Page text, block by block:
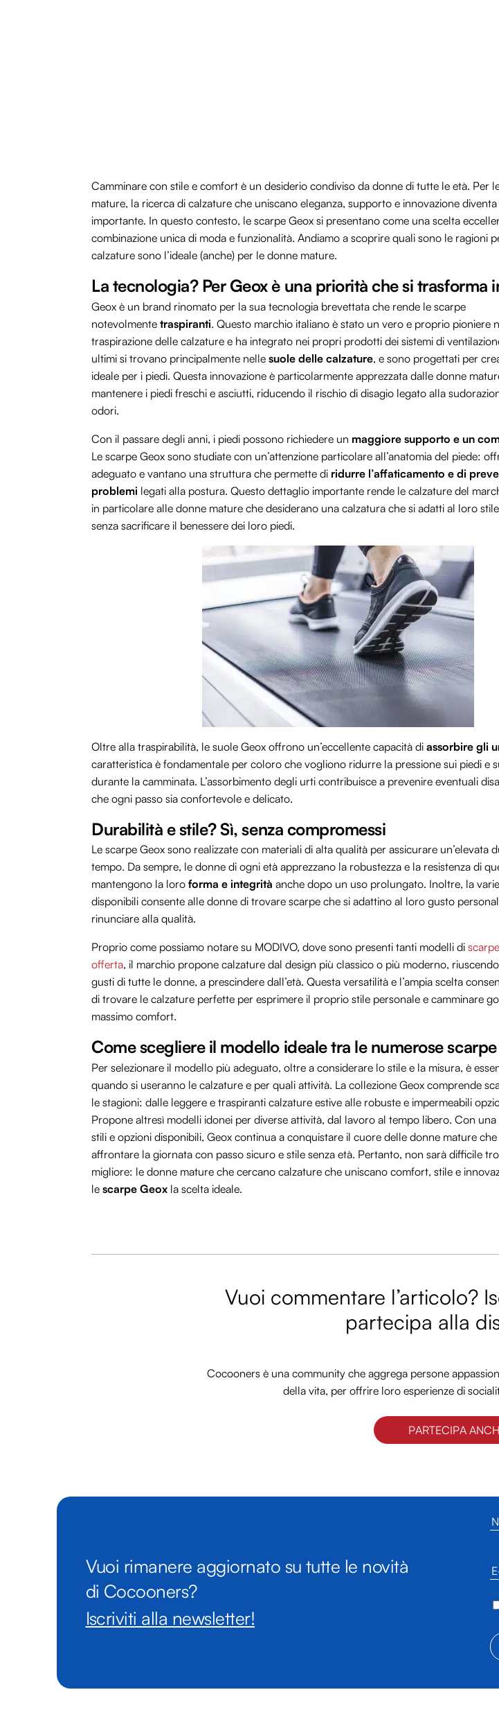
Camminare con stile e comfort è un desiderio condiviso da donne di tutte le età. Per
mature, la ricerca di calzature che uniscano eleganza, supporto e innovazione
importante. In questo contesto, le scarpe Geox si presentano come una scelta
combinazione unica di moda e funzionalità. Andiamo a scoprire quali sono le ragioni
calzature sono l’ideale (anche) per le donne mature.
La tecnologia? Per Geox è una priorità che si trasforma
Geox è un brand rinomato per la sua tecnologia brevettata che rende le scarpe
notevolmente traspiranti. Questo marchio italiano è stato un vero e proprio pioniere
traspirazione delle calzature e ha integrato nei propri prodotti dei sistemi di
ultimi si trovano principalmente nelle suole delle calzature, e sono progettati per
ideale per i piedi. Questa innovazione è particolarmente apprezzata dalle donne
mantenere i piedi freschi e asciutti, riducendo il rischio di disagio legato alla
odori.
Con il passare degli anni, i piedi possono richiedere un maggiore supporto e un
Le scarpe Geox sono studiate con un’attenzione particolare all’anatomia del piede:
adeguato e vantano una struttura che permette di ridurre l’affaticamento e di
problemi legati alla postura. Questo dettaglio importante rende le calzature del
in particolare alle donne mature che desiderano una calzatura che si adatti al loro
senza sacrificare il benessere dei loro piedi.
Oltre alla traspirabilità, le suole Geox offrono un’eccellente capacità di assorbire gli
caratteristica è fondamentale per coloro che vogliono ridurre la pressione sui piedi e
durante la camminata. L’assorbimento degli urti contribuisce a prevenire eventuali
che ogni passo sia confortevole e delicato.
Durabilità e stile? Sì, senza compromessi
Le scarpe Geox sono realizzate con materiali di alta qualità per assicurare un’elevata
tempo. Da sempre, le donne di ogni età apprezzano la robustezza e la resistenza di
mantengono la loro forma e integrità anche dopo un uso prolungato. Inoltre, la
disponibili consente alle donne di trovare scarpe che si adattino al loro gusto
rinunciare alla qualità.
Proprio come possiamo notare su MODIVO, dove sono presenti tanti modelli di
offerta, il marchio propone calzature dal design più classico o più moderno,
gusti di tutte le donne, a prescindere dall’età. Questa versatilità e l’ampia scelta
di trovare le calzature perfette per esprimere il proprio stile personale e camminare
massimo comfort.
Come scegliere il modello ideale tra le numerose
Per selezionare il modello più adeguato, oltre a considerare lo stile e la misura, è
quando si useranno le calzature e per quali attività. La collezione Geox comprende
le stagioni: dalle leggere e traspiranti calzature estive alle robuste e impermeabili
Propone altresì modelli idonei per diverse attività, dal lavoro al tempo libero. Con una
stili e opzioni disponibili, Geox continua a conquistare il cuore delle donne mature
affrontare la giornata con passo sicuro e stile senza età. Pertanto, non sarà difficile
migliore: le donne mature che cercano calzature che uniscano comfort, stile e
le scarpe Geox la scelta ideale.
Vuoi commentare l’articolo?
partecipa alla
Cocooners è una community che aggrega persone
della vita, per offrire loro esperienze di
PARTECIPA
Vuoi rimanere aggiornato su tutte le novità
di Cocooners?
Iscriviti alla newsletter!